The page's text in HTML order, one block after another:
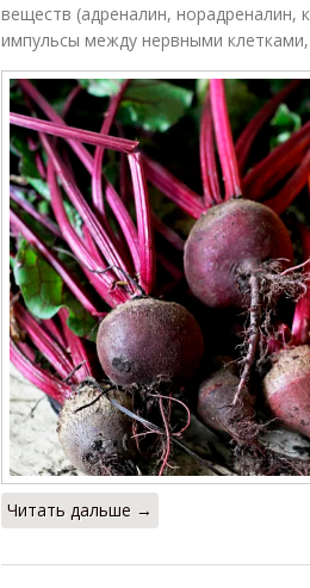
веществ (адреналин,
импульсы между нервными
Читать дальше →